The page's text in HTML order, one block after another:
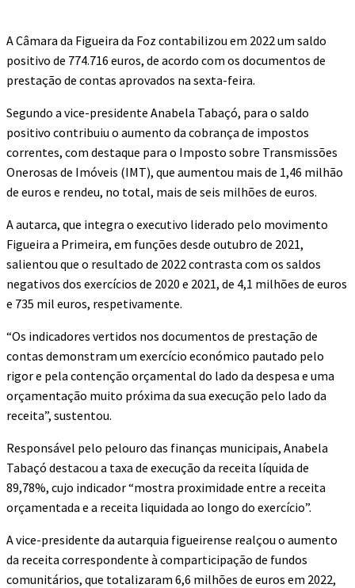
A Câmara da Figueira da Foz contabilizou em 2022 um saldo
positivo de 774.716 euros, de acordo com os documentos de
prestação de contas aprovados na sexta-feira.
Segundo a vice-presidente Anabela Tabaçó, para o saldo
positivo contribuiu o aumento da cobrança de impostos
correntes, com destaque para o Imposto sobre Transmissões
Onerosas de Imóveis (IMT), que aumentou mais de 1,46 milhão
de euros e rendeu, no total, mais de seis milhões de euros.
A autarca, que integra o executivo liderado pelo movimento
Figueira a Primeira, em funções desde outubro de 2021,
salientou que o resultado de 2022 contrasta com os saldos
negativos dos exercícios de 2020 e 2021, de 4,1 milhões de euros
e 735 mil euros, respetivamente.
“Os indicadores vertidos nos documentos de prestação de
contas demonstram um exercício económico pautado pelo
rigor e pela contenção orçamental do lado da despesa e uma
orçamentação muito próxima da sua execução pelo lado da
receita”, sustentou.
Responsável pelo pelouro das finanças municipais, Anabela
Tabaçó destacou a taxa de execução da receita líquida de
89,78%, cujo indicador “mostra proximidade entre a receita
orçamentada e a receita liquidada ao longo do exercício”.
A vice-presidente da autarquia figueirense realçou o aumento
da receita correspondente à comparticipação de fundos
comunitários, que totalizaram 6,6 milhões de euros em 2022,